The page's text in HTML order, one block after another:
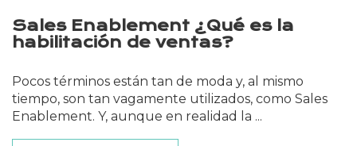
Sales Enablement ¿Qué es la
habilitación de ventas?
Pocos términos están tan de moda y, al mismo
tiempo, son tan vagamente utilizados, como Sales
Enablement. Y, aunque en realidad la ...